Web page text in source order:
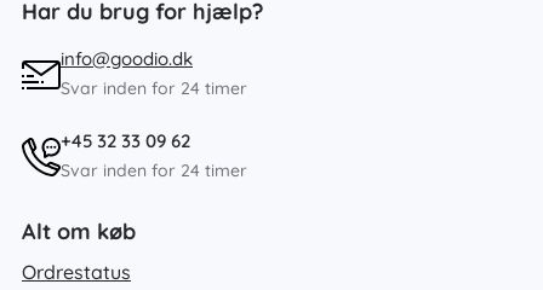
Har du brug for hjælp?
info@goodio.dk
Svar inden for 24 timer
+45 32 33 09 62
Svar inden for 24 timer
Alt om køb
Ordrestatus